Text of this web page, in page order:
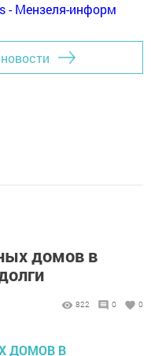
- Мензеля-информ
домов в
822 0 0